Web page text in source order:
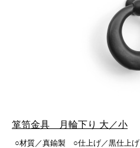
箪笥金具 月輪下り 大／小
○材質／真鍮製 ○仕上げ／黒仕上げ